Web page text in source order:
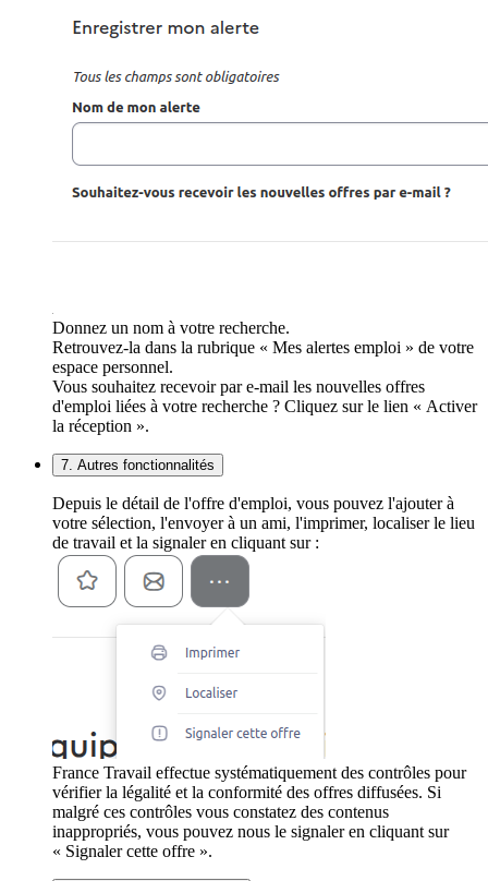
Donnez un nom à votre recherche.
Retrouvez-la dans la rubrique « Mes alertes emploi » de votre
espace personnel.
Vous souhaitez recevoir par e-mail les nouvelles offres
d'emploi liées à votre recherche ? Cliquez sur le lien « Activer
la réception ».
7. Autres fonctionnalités
Depuis le détail de l'offre d'emploi, vous pouvez l'ajouter à
votre sélection, l'envoyer à un ami, l'imprimer, localiser le lieu
de travail et la signaler en cliquant sur :
France Travail effectue systématiquement des contrôles pour
vérifier la légalité et la conformité des offres diffusées. Si
malgré ces contrôles vous constatez des contenus
inappropriés, vous pouvez nous le signaler en cliquant sur
« Signaler cette offre ».